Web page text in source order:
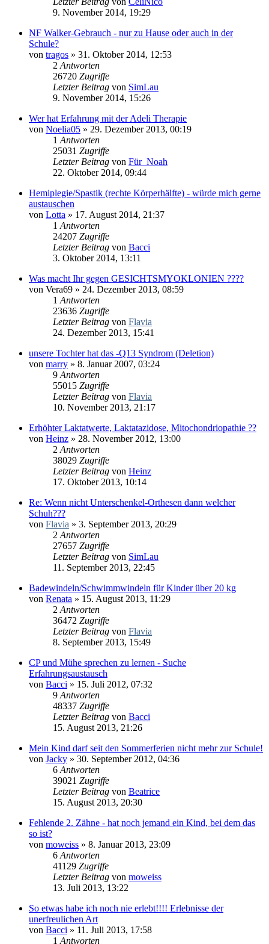
9. November 2014, 19:29
NF Walker-Gebrauch - nur zu Hause oder auch in der
Schule?
von tragos » 31. Oktober 2014, 12:53
2 Antworten
26720 Zugriffe
Letzter Beitrag von SimLau
9. November 2014, 15:26
Wer hat Erfahrung mit der Adeli Therapie
von Noelia05 » 29. Dezember 2013, 00:19
1 Antworten
25031 Zugriffe
Letzter Beitrag von Für_Noah
22. Oktober 2014, 09:44
Hemiplegie/Spastik (rechte Körperhälfte) - würde mich gerne
austauschen
von Lotta » 17. August 2014, 21:37
1 Antworten
24207 Zugriffe
Letzter Beitrag von Bacci
3. Oktober 2014, 13:11
Was macht Ihr gegen GESICHTSMYOKLONIEN ????
von Vera69 » 24. Dezember 2013, 08:59
1 Antworten
23636 Zugriffe
Letzter Beitrag von Flavia
24. Dezember 2013, 15:41
unsere Tochter hat das -Q13 Syndrom (Deletion)
von marry » 8. Januar 2007, 03:24
9 Antworten
55015 Zugriffe
Letzter Beitrag von Flavia
10. November 2013, 21:17
Erhöhter Laktatwerte, Laktatazidose, Mitochondriopathie ??
von Heinz » 28. November 2012, 13:00
2 Antworten
38029 Zugriffe
Letzter Beitrag von Heinz
17. Oktober 2013, 10:14
Re: Wenn nicht Unterschenkel-Orthesen dann welcher
Schuh???
von Flavia » 3. September 2013, 20:29
2 Antworten
27657 Zugriffe
Letzter Beitrag von SimLau
11. September 2013, 22:45
Badewindeln/Schwimmwindeln für Kinder über 20 kg
von Renata » 15. August 2013, 11:29
2 Antworten
36472 Zugriffe
Letzter Beitrag von Flavia
8. September 2013, 15:49
CP und Mühe sprechen zu lernen - Suche
Erfahrungsaustausch
von Bacci » 15. Juli 2012, 07:32
9 Antworten
48337 Zugriffe
Letzter Beitrag von Bacci
15. August 2013, 21:26
Mein Kind darf seit den Sommerferien nicht mehr zur Schule!
von Jacky » 30. September 2012, 04:36
6 Antworten
39021 Zugriffe
Letzter Beitrag von Beatrice
15. August 2013, 20:30
Fehlende 2. Zähne - hat noch jemand ein Kind, bei dem das
so ist?
von moweiss » 8. Januar 2013, 23:09
6 Antworten
41129 Zugriffe
Letzter Beitrag von moweiss
13. Juli 2013, 13:22
So etwas habe ich noch nie erlebt!!!! Erlebnisse der
unerfreulichen Art
von Bacci » 11. Juli 2013, 17:58
1 Antworten